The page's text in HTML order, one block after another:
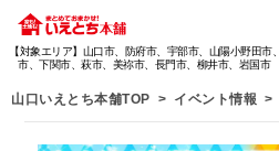
【対象エリア】山口市、防府市、宇部市、山陽小野田市
市、下関市、萩市、美祢市、長門市、柳井市、岩国市
山口いえとち本舗TOP イベント情報